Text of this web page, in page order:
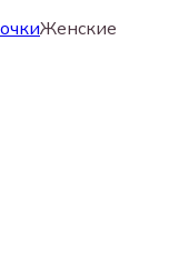
Женские